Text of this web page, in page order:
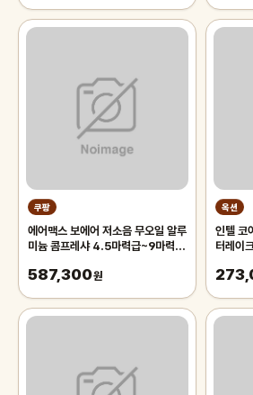
쿠팡
에어맥스 보에어 저소음 무오일 알루
미늄 콤프레샤 4.5마력급~9마력
587,300원
옥션
인텔
터레이